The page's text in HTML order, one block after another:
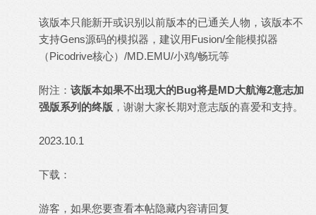
该版本只能新开或识别以前版本的已通关人物，该版本不
支持Gens源码的模拟器，建议用Fusion/全能模拟器
（Picodrive核心）/MD.EMU/小鸡/畅玩等
附注： 该版本如果不出现大的Bug将是MD大航海2意志加
强版系列的终版 ，谢谢大家长期对意志版的喜爱和支持。
2023.10.1
下载：
游客，如果您要查看本帖隐藏内容请回复